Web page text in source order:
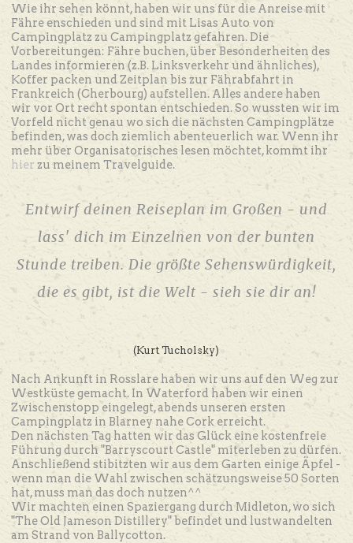
Wie ihr sehen könnt, haben wir uns für die Anreise mit
Fähre enschieden und sind mit Lisas Auto von
Campingplatz zu Campingplatz gefahren. Die
Vorbereitungen: Fähre buchen, über Besonderheiten des
Landes informieren (z.B. Linksverkehr und ähnliches),
Koffer packen und Zeitplan bis zur Fährabfahrt in
Frankreich (Cherbourg) aufstellen. Alles andere haben
wir vor Ort recht spontan entschieden. So wussten wir im
Vorfeld nicht genau wo sich die nächsten Campingplätze
befinden, was doch ziemlich abenteuerlich war. Wenn ihr
mehr über Organisatorisches lesen möchtet, kommt ihr
hier zu meinem Travelguide.
Entwirf deinen Reiseplan im Großen - und
lass' dich im Einzelnen von der bunten
Stunde treiben. Die größte Sehenswürdigkeit,
die es gibt, ist die Welt - sieh sie dir an!
(Kurt Tucholsky)
Nach Ankunft in Rosslare haben wir uns auf den Weg zur
Westküste gemacht. In Waterford haben wir einen
Zwischenstopp eingelegt, abends unseren ersten
Campingplatz in Blarney nahe Cork erreicht.
Den nächsten Tag hatten wir das Glück eine kostenfreie
Führung durch "Barryscourt Castle" miterleben zu dürfen.
Anschließend stibitzten wir aus dem Garten einige Äpfel -
wenn man die Wahl zwischen schätzungsweise 50 Sorten
hat, muss man das doch nutzen^^
Wir machten einen Spaziergang durch Midleton, wo sich
"The Old Jameson Distillery" befindet und lustwandelten
am Strand von Ballycotton.